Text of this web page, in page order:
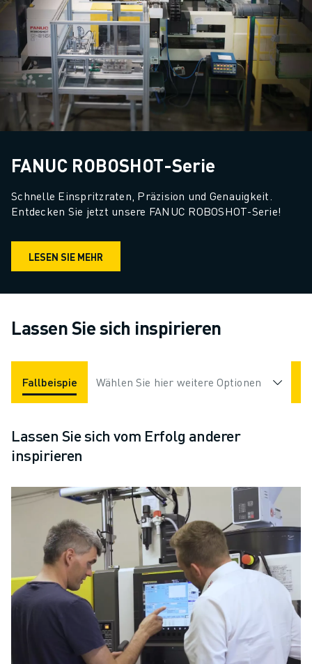
FANUC ROBOSHOT-Serie
Schnelle Einspritzraten, Präzision und Genauigkeit.
Entdecken Sie jetzt unsere FANUC ROBOSHOT-Serie!
LESEN SIE MEHR
Lassen Sie sich inspirieren
Fallbeispiele Applikationen Branchen
Wählen Sie hier weitere Optionen
Lassen Sie sich vom Erfolg anderer
inspirieren